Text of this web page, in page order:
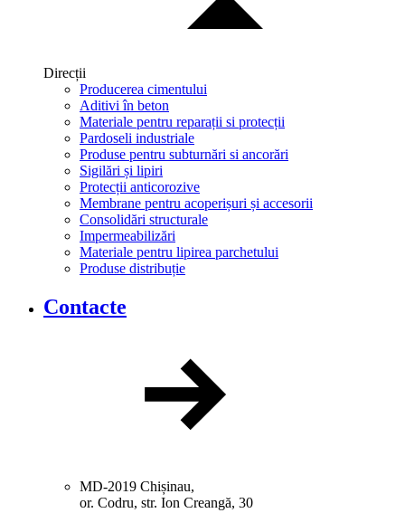
Direcții
Producerea cimentului
Aditivi în beton
Materiale pentru reparații si protecții
Pardoseli industriale
Produse pentru subturnări si ancorări
Sigilări și lipiri
Protecții anticorozive
Membrane pentru acoperișuri și accesorii
Consolidări structurale
Impermeabilizări
Materiale pentru lipirea parchetului
Produse distribuție
Contacte
MD-2019 Chișinau,
or. Codru, str. Ion Creangă, 30